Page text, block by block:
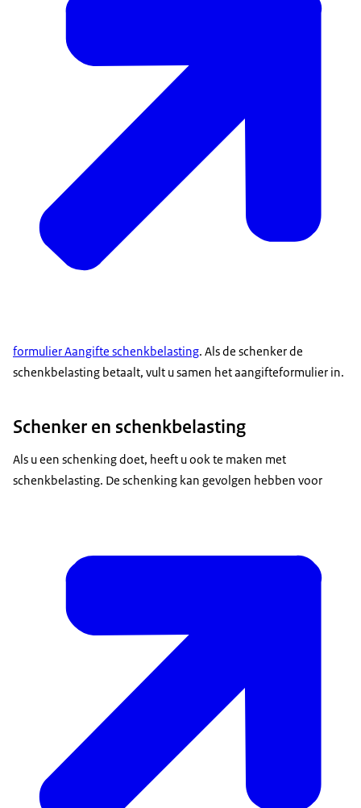
formulier Aangifte schenkbelasting. Als de schenker de
schenkbelasting betaalt, vult u samen het aangifteformulier in.
Schenker en schenkbelasting
Als u een schenking doet, heeft u ook te maken met
schenkbelasting. De schenking kan gevolgen hebben voor